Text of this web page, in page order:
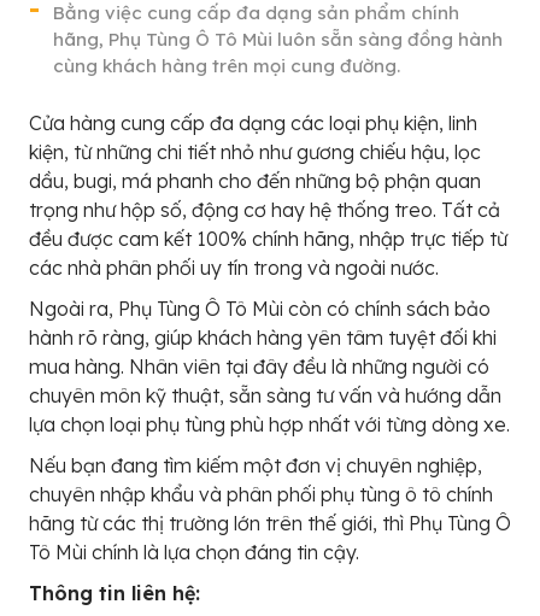
Bằng việc cung cấp đa dạng sản phẩm chính
hãng, Phụ Tùng Ô Tô Mùi luôn sẵn sàng đồng hành
cùng khách hàng trên mọi cung đường.
Cửa hàng cung cấp đa dạng các loại phụ kiện, linh
kiện, từ những chi tiết nhỏ như gương chiếu hậu, lọc
dầu, bugi, má phanh cho đến những bộ phận quan
trọng như hộp số, động cơ hay hệ thống treo. Tất cả
đều được cam kết 100% chính hãng, nhập trực tiếp từ
các nhà phân phối uy tín trong và ngoài nước.
Ngoài ra, Phụ Tùng Ô Tô Mùi còn có chính sách bảo
hành rõ ràng, giúp khách hàng yên tâm tuyệt đối khi
mua hàng. Nhân viên tại đây đều là những người có
chuyên môn kỹ thuật, sẵn sàng tư vấn và hướng dẫn
lựa chọn loại phụ tùng phù hợp nhất với từng dòng xe.
Nếu bạn đang tìm kiếm một đơn vị chuyên nghiệp,
chuyên nhập khẩu và phân phối phụ tùng ô tô chính
hãng từ các thị trường lớn trên thế giới, thì Phụ Tùng Ô
Tô Mùi chính là lựa chọn đáng tin cậy.
Thông tin liên hệ: